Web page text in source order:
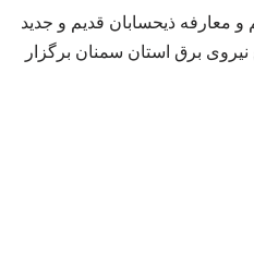
و معارفه ذیحسابان قدیم و جدید
برق استان سمنان برگزار